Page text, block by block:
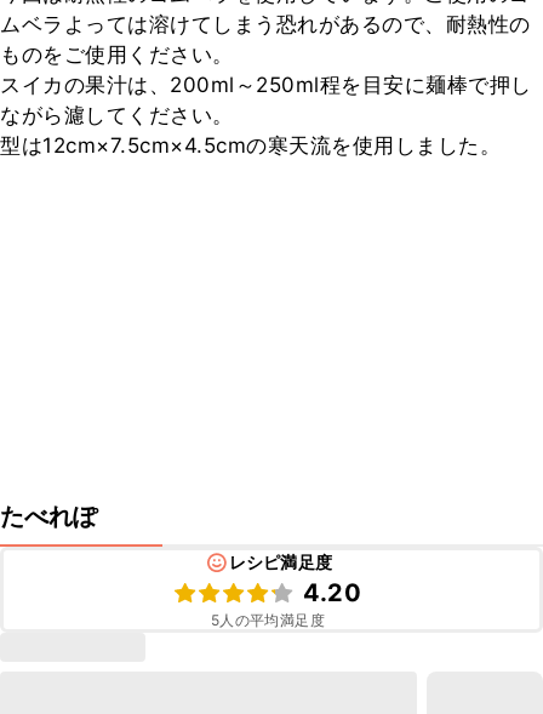
ムベラよっては溶けてしまう恐れがあるので、耐熱性の
ものをご使用ください。
スイカの果汁は、200ml～250ml程を目安に麺棒で押し
ながら濾してください。
型は12cm×7.5cm×4.5cmの寒天流を使用しました。
たべれぽ
レシピ満足度
4.20
5人の平均満足度